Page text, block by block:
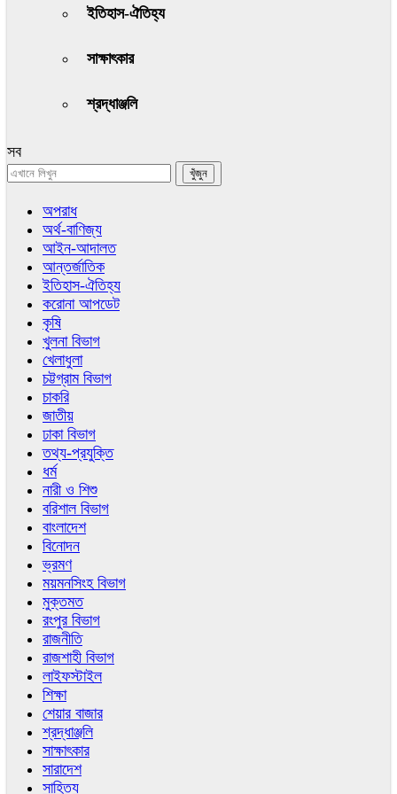
ইতিহাস-ঐতিহ্য
সাক্ষাৎকার
শ্রদ্ধাঞ্জলি
সব
অপরাধ
অর্থ-বাণিজ্য
আইন-আদালত
আন্তর্জাতিক
ইতিহাস-ঐতিহ্য
করোনা আপডেট
কৃষি
খুলনা বিভাগ
খেলাধুলা
চট্টগ্রাম বিভাগ
চাকরি
জাতীয়
ঢাকা বিভাগ
তথ্য-প্রযুক্তি
ধর্ম
নারী ও শিশু
বরিশাল বিভাগ
বাংলাদেশ
বিনোদন
ভ্রমণ
ময়মনসিংহ বিভাগ
মুক্তমত
রংপুর বিভাগ
রাজনীতি
রাজশাহী বিভাগ
লাইফস্টাইল
শিক্ষা
শেয়ার বাজার
শ্রদ্ধাঞ্জলি
সাক্ষাৎকার
সারাদেশ
সাহিত্য